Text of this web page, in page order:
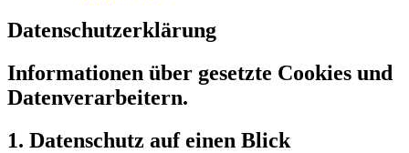
Datenschutzerklärung
Informationen über gesetzte Cookies und
Datenverarbeitern.
1. Datenschutz auf einen Blick